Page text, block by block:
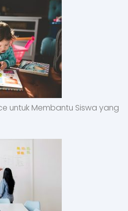
untuk Membantu Siswa yang